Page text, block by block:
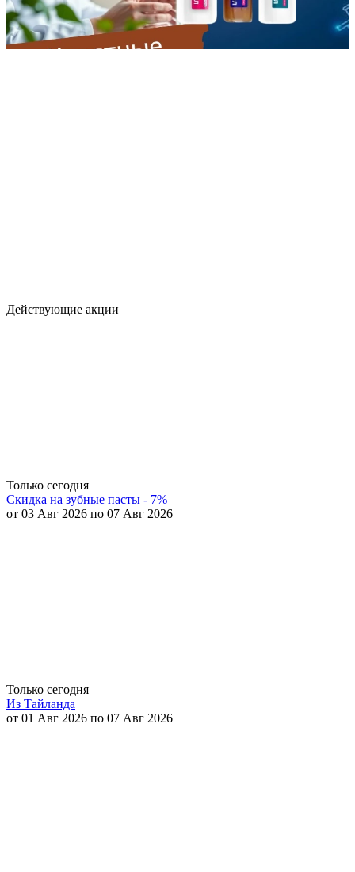
Действующие акции
Только сегодня
Скидка на зубные пасты - 7%
от 03 Авг 2026 по 07 Авг 2026
Только сегодня
Из Тайланда
от 01 Авг 2026 по 07 Авг 2026